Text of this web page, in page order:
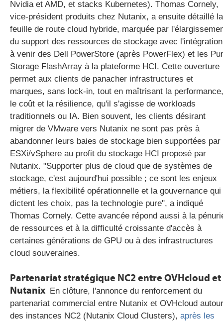
Nvidia et AMD, et stacks Kubernetes). Thomas Cornely,
vice-président produits chez Nutanix, a ensuite détaillé la
feuille de route cloud hybride, marquée par
du support des ressources de stockage avec l'intégration
à venir des Dell PowerStore (après PowerFlex) et les
Storage FlashArray à la plateforme HCI. Cette ouverture
permet aux clients de panacher infrastructures et
marques, sans lock-in, tout en maîtrisant la performance,
le coût et la résilience, qu'il s'agisse de workloads
traditionnels ou IA. Bien souvent, les clients désirant
migrer de VMware vers Nutanix ne sont pas près à
abandonner leurs baies de stockage bien supportées par
ESXi/vSphere au profit du stockage HCI proposé par
Nutanix. "Supporter plus de cloud que de systèmes de
stockage, c'est aujourd'hui possible ; ce sont les enjeux
métiers, la flexibilité opérationnelle et la gouvernance qui
dictent les choix, pas la technologie pure", a indiqué
Thomas Cornely. Cette avancée répond aussi à la
de ressources et à la difficulté croissante d'accès à
certaines générations de GPU ou à des infrastructures
cloud souveraines.
Partenariat stratégique NC2 entre OVHcloud et
Nutanix En clôture, l'annonce du renforcement du
partenariat commercial entre Nutanix et OVHcloud autour
des instances NC2 (Nutanix Cloud Clusters), après les